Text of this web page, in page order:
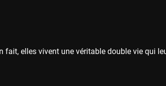
fait, elles vivent une véritable double vie qui